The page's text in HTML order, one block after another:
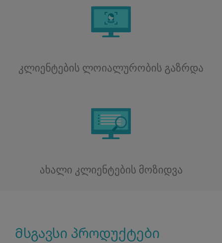
კლიენტების ლოიალურობის გაზრდა
ახალი კლიენტების მოზიდვა
Მსგავსი პროდუქტები